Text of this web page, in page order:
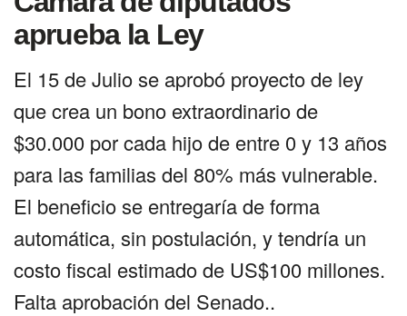
aprueba la Ley
El 15 de Julio se aprobó proyecto de ley
que crea un bono extraordinario de
$30.000 por cada hijo de entre 0 y 13 años
para las familias del 80% más vulnerable.
El beneficio se entregaría de forma
automática, sin postulación, y tendría un
costo fiscal estimado de US$100 millones.
Falta aprobación del Senado..